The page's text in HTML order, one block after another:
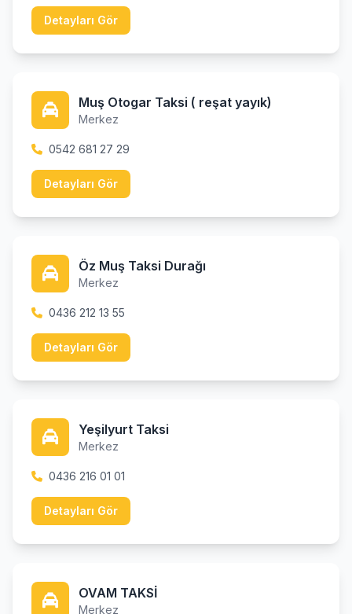
Detayları Gör
Muş Otogar Taksi ( reşat yayık)
Merkez
0542 681 27 29
Detayları Gör
Öz Muş Taksi Durağı
Merkez
0436 212 13 55
Detayları Gör
Yeşilyurt Taksi
Merkez
0436 216 01 01
Detayları Gör
OVAM TAKSİ
Merkez